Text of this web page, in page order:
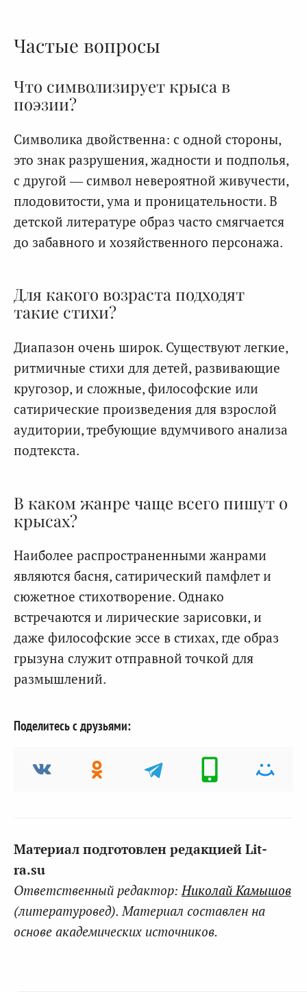
Частые вопросы
Что символизирует крыса в
поэзии?
Символика двойственна: с одной стороны,
это знак разрушения, жадности и подполья,
с другой — символ невероятной живучести,
плодовитости, ума и проницательности. В
детской литературе образ часто смягчается
до забавного и хозяйственного персонажа.
Для какого возраста подходят
такие стихи?
Диапазон очень широк. Существуют легкие,
ритмичные стихи для детей, развивающие
кругозор, и сложные, философские или
сатирические произведения для взрослой
аудитории, требующие вдумчивого анализа
подтекста.
В каком жанре чаще всего пишут о
крысах?
Наиболее распространенными жанрами
являются басня, сатирический памфлет и
сюжетное стихотворение. Однако
встречаются и лирические зарисовки, и
даже философские эссе в стихах, где образ
грызуна служит отправной точкой для
размышлений.
Поделитесь с друзьями:
Материал подготовлен редакцией Lit-
ra.su
Ответственный редактор:Николай Камышов
(литературовед). Материал составлен на
основе академических источников.